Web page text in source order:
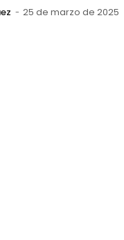
25 de marzo de 2025